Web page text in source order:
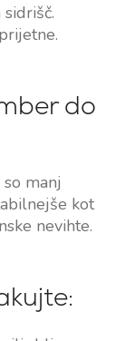
do
manj
kot
nevihte.